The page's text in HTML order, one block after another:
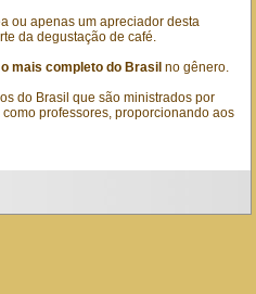
ou apenas um apreciador desta
da degustação de café.
mais completo do Brasil no gênero.
do Brasil que são ministrados por
professores, proporcionando aos